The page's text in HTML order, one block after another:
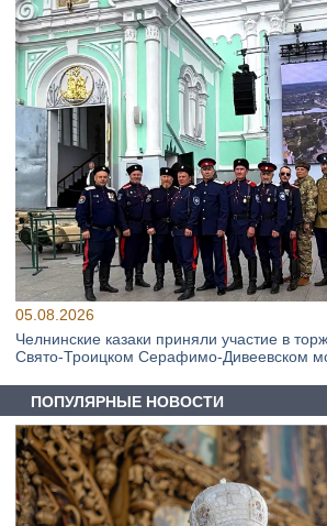
05.08.2026
Челнинские казаки приняли участие в
Свято‑Троицком Серафимо‑Дивеевском
ПОПУЛЯРНЫЕ НОВОСТИ